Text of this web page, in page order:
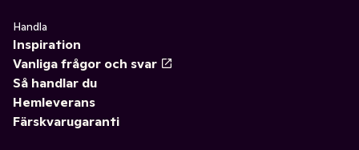
Handla
Inspiration
Vanliga frågor och svar
Så handlar du
Hemleverans
Färskvarugaranti